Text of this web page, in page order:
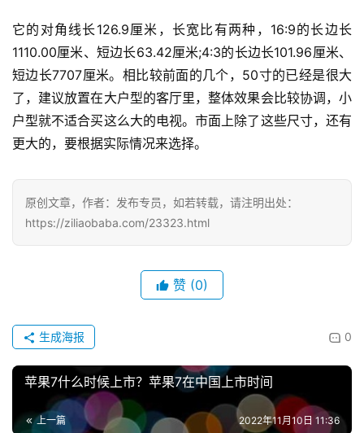
投
每
日
它的对角线长126.9厘米，长宽比有两种，16:9的长边长
1110.00厘米、短边长63.42厘米;4:3的长边长101.96厘米、
短边长7707厘米。相比较前面的几个，50寸的已经是很大
了，建议放置在大户型的客厅里，整体效果会比较协调，小
户型就不适合买这么大的电视。市面上除了这些尺寸，还有
更大的，要根据实际情况来选择。
原创文章，作者：发布专员，如若转载，请注明出处：
https://ziliaobaba.com/23323.html
赞 (0)
0
生成海报
苹果7什么时候上市？苹果7在中国上市时间
上一篇 2022年11月10日 11:36